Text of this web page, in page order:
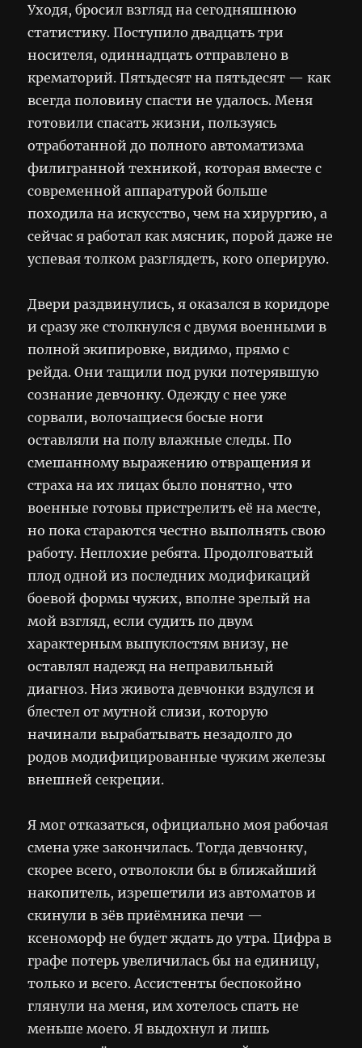
Уходя, бросил взгляд на сегодняшнюю
статистику. Поступило двадцать три
носителя, одиннадцать отправлено в
крематорий. Пятьдесят на пятьдесят — как
всегда половину спасти не удалось. Меня
готовили спасать жизни, пользуясь
отработанной до полного автоматизма
филигранной техникой, которая вместе с
современной аппаратурой больше
походила на искусство, чем на хирургию, а
сейчас я работал как мясник, порой даже не
успевая толком разглядеть, кого оперирую.
Двери раздвинулись, я оказался в коридоре
и сразу же столкнулся с двумя военными в
полной экипировке, видимо, прямо с
рейда. Они тащили под руки потерявшую
сознание девчонку. Одежду с нее уже
сорвали, волочащиеся босые ноги
оставляли на полу влажные следы. По
смешанному выражению отвращения и
страха на их лицах было понятно, что
военные готовы пристрелить её на месте,
но пока стараются честно выполнять свою
работу. Неплохие ребята. Продолговатый
плод одной из последних модификаций
боевой формы чужих, вполне зрелый на
мой взгляд, если судить по двум
характерным выпуклостям внизу, не
оставлял надежд на неправильный
диагноз. Низ живота девчонки вздулся и
блестел от мутной слизи, которую
начинали вырабатывать незадолго до
родов модифицированные чужим железы
внешней секреции.
Я мог отказаться, официально моя рабочая
смена уже закончилась. Тогда девчонку,
скорее всего, отволокли бы в ближайший
накопитель, изрешетили из автоматов и
скинули в зёв приёмника печи —
ксеноморф не будет ждать до утра. Цифра в
графе потерь увеличилась бы на единицу,
только и всего. Ассистенты беспокойно
глянули на меня, им хотелось спать не
меньше моего. Я выдохнул и лишь